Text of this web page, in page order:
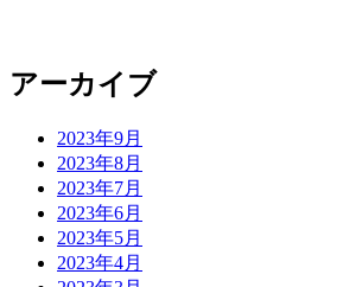
アーカイブ
2023年9月
2023年8月
2023年7月
2023年6月
2023年5月
2023年4月